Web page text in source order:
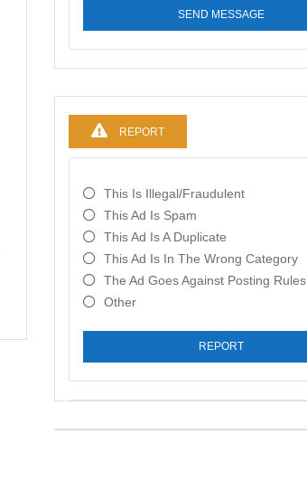
SEND MESSAGE
REPORT
This Is Illegal/fraudulent
This Ad Is Spam
This Ad Is A Duplicate
This Ad Is In The Wrong Category
The Ad Goes Against Posting Rules
Other
REPORT